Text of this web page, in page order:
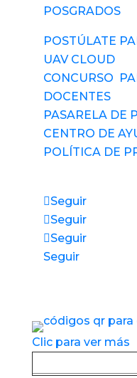
POSGRADOS
POSTÚLATE
UAV CLOUD
CONCURSO
DOCENTES
PASARELA DE
CENTRO DE
POLÍTICA DE
Seguir
Seguir
Seguir
Seguir
Clic para ver más